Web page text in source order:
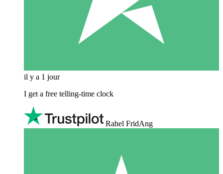
il y a 1 jour
I get a free telling-time clock
Rahel FridAng